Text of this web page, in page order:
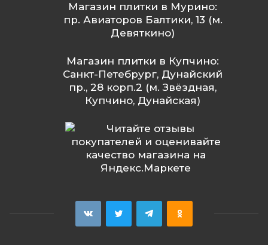
Магазин плитки в Мурино:
пр. Авиаторов Балтики, 13 (м.
Девяткино)
Магазин плитки в Купчино:
Санкт-Петебрург, Дунайский
пр., 28 корп.2 (м. Звёздная,
Купчино, Дунайская)